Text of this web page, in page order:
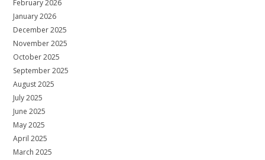
February 2026
January 2026
December 2025
November 2025
October 2025
September 2025
August 2025
July 2025
June 2025
May 2025
April 2025
March 2025